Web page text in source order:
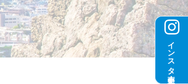
インスタ更新中！